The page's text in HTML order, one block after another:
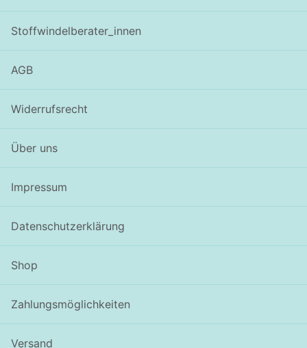
Stoffwindelberater_innen
AGB
Widerrufsrecht
Über uns
Impressum
Datenschutzerklärung
Shop
Zahlungsmöglichkeiten
Versand